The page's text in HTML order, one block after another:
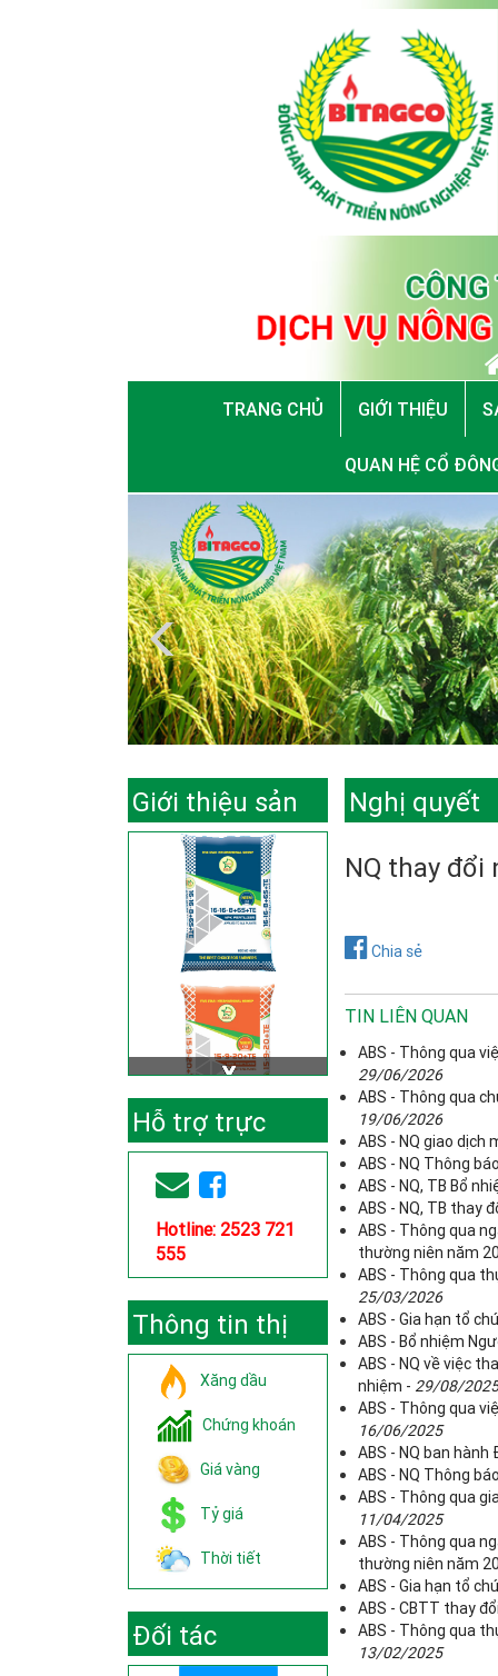
TRANG CHỦ GIỚI THIỆU
QUAN HỆ CỔ
Giới thiệu sản
phẩm
Hỗ trợ trực
tuyến
Hotline: 2523 721
555
Thông tin thị
trườngXăng dầu
Chứng khoán
Giá vàng
Tỷ giá
Thời tiết
Đối tác
Nghị quyết
NQ thay đổi
Chia sẻ
TIN LIÊN QUAN
ABS - Thông qua
29/06/2026
ABS - Thông qua
19/06/2026
ABS - NQ giao dịch
ABS - NQ Thông
ABS - NQ, TB Bổ
ABS - NQ, TB thay
ABS - Thông qua
thường niên năm
ABS - Thông qua
25/03/2026
ABS - Gia hạn tổ
ABS - Bổ nhiệm
ABS - NQ về việc
nhiệm - 29/08/2025
ABS - Thông qua
16/06/2025
ABS - NQ ban
ABS - NQ Thông
ABS - Thông qua
11/04/2025
ABS - Thông qua
thường niên năm
ABS - Gia hạn tổ
ABS - CBTT thay
ABS - Thông qua
13/02/2025